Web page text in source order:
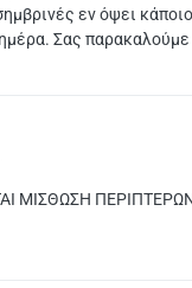
εν όψει
Σας
ΜΙΣΘΩΣΗ